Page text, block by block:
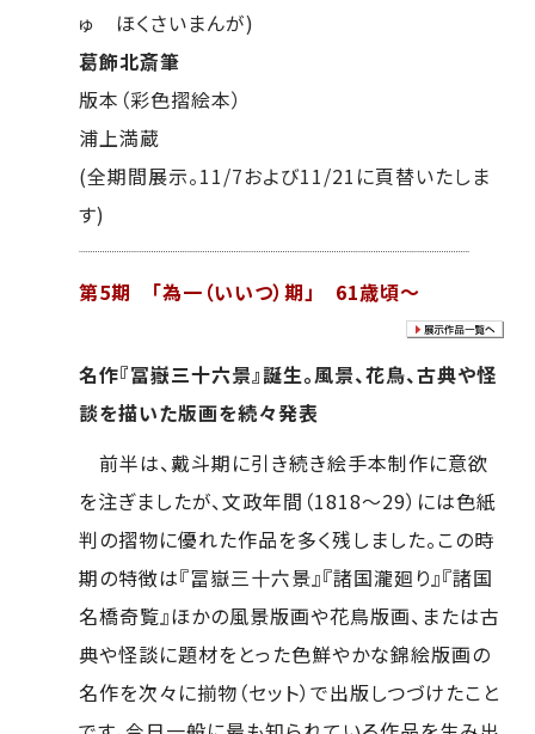
ゅ ほくさいまんが)
葛飾北斎筆
版本（彩色摺絵本）
浦上満蔵
(全期間展示。11/7および11/21に頁替いたしま
す)
第5期 「為一（いいつ）期」 61歳頃～
名作『冨嶽三十六景』誕生。風景、花鳥、古典や怪
談を描いた版画を続々発表
前半は、戴斗期に引き続き絵手本制作に意欲
を注ぎましたが、文政年間（1818～29）には色紙
判の摺物に優れた作品を多く残しました。この時
期の特徴は『冨嶽三十六景』『諸国瀧廻り』『諸国
名橋奇覧』ほかの風景版画や花鳥版画、または古
典や怪談に題材をとった色鮮やかな錦絵版画の
名作を次々に揃物（セット）で出版しつづけたこと